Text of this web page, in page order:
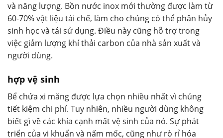
và năng lượng. Bồn nước inox mới thường được làm từ
60-70% vật liệu tái chế, làm cho chúng có thể phân hủy
sinh học và tái sử dụng. Điều này cũng hỗ trợ trong
việc giảm lượng khí thải carbon của nhà sản xuất và
người dùng.
hợp vệ sinh
Bể chứa xi măng được lựa chọn nhiều nhất vì chúng
tiết kiệm chi phí. Tuy nhiên, nhiều người dùng không
biết gì về các khía cạnh mất vệ sinh của nó. Sự phát
triển của vi khuẩn và nấm mốc, cũng như rò rỉ hóa